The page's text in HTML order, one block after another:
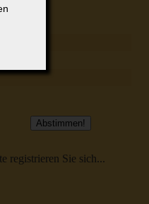
registrieren Sie sich...